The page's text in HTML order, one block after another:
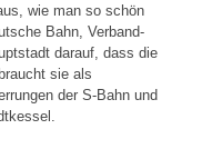
wie man so schön
Bahn, Verband-
darauf, dass die
sie als
der S-Bahn und